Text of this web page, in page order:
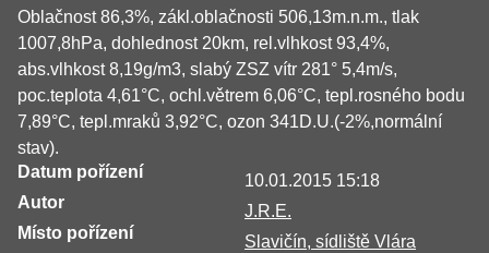
Oblačnost 86,3%, zákl.oblačnosti 506,13m.n.m., tlak
1007,8hPa, dohlednost 20km, rel.vlhkost 93,4%,
abs.vlhkost 8,19g/m3, slabý ZSZ vítr 281° 5,4m/s,
poc.teplota 4,61°C, ochl.větrem 6,06°C, tepl.rosného bodu
7,89°C, tepl.mraků 3,92°C, ozon 341D.U.(-2%,normální
stav).
Datum pořízení
10.01.2015 15:18
Autor
J.R.E.
Místo pořízení
Slavičín, sídliště Vlára